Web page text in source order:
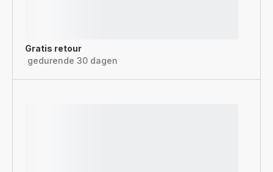
Gratis retour
gedurende 30 dagen